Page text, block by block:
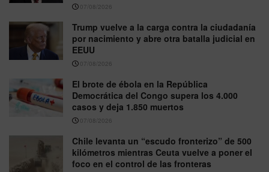
07/08/2026
Trump vuelve a la carga contra la ciudadanía
por nacimiento y abre otra batalla judicial en
EEUU
07/08/2026
El brote de ébola en la República
Democrática del Congo supera los 4.000
casos y deja 1.850 muertos
07/08/2026
Chile levanta un “escudo fronterizo” de 500
kilómetros mientras Ceuta vuelve a poner el
foco en el control de las fronteras